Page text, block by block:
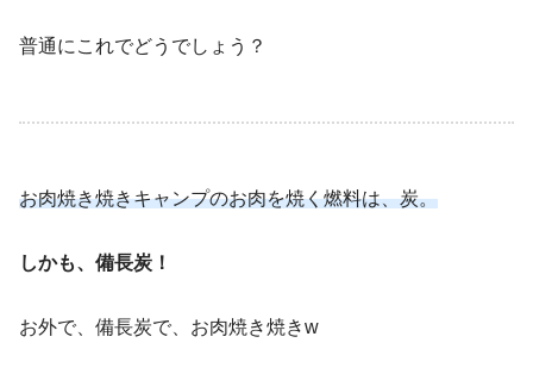
普通にこれでどうでしょう？
お肉焼き焼きキャンプのお肉を焼く燃料は、炭。
しかも、備長炭！
お外で、備長炭で、お肉焼き焼きw